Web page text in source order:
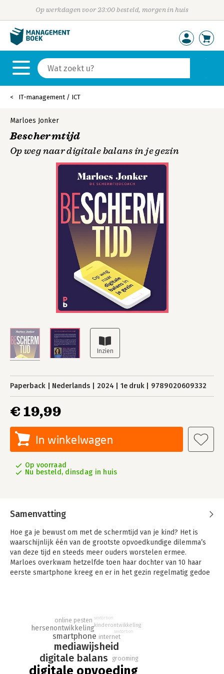
Op werkdagen voor 23:00 besteld, morgen in huis
IT-management / ICT
Marloes Jonker
Beschermtijd
Op weg naar digitale balans in je gezin
Paperback Nederlands 2024 1e druk 9789020609332
€ 19,99
In winkelwagen
Op voorraad
Nu besteld, dinsdag in huis
Samenvatting
Hoe ga je bewust om met de schermtijd van je kind? Het is
waarschijnlijk één van de grootste opvoedkundige dilemma’s
van deze tijd en steeds meer ouders worstelen ermee.
Marloes overkwam hetzelfde toen haar dochter van 10 haar
eerste smartphone kreeg en er in het gezin regelmatig gedoe
J/M Ouders en op haar eigen platform. Daarnaast geeft ze
voorlichting aan ouders die op zoek zijn naar digitale balans in
Marloes beschrijft op toegankelijke wijze situaties die voor
iedere ouder met opgroeiende kinderen herkenbaar zijn. Aan
digitale opvoeding
digitale balans
mediawijsheid
smartphone
hersenontwikkeling
online pesten
internet
grooming
kinderontwikkeling
sextortion
sextortion